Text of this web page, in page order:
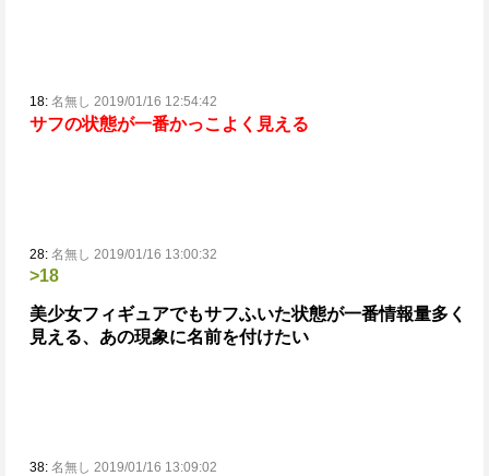
18: 名無し 2019/01/16 12:54:42
サフの状態が一番かっこよく見える
28: 名無し 2019/01/16 13:00:32
>18
美少女フィギュアでもサフふいた状態が一番情報量多く
見える、あの現象に名前を付けたい
38: 名無し 2019/01/16 13:09:02